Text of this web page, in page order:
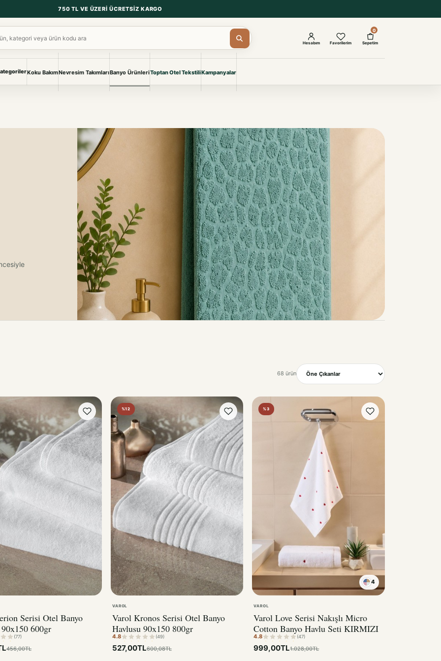
750 TL VE ÜZERI ÜCRETSIZ KARGO
Çarşaf & Çarşaf Takımı
Bebek Ürünleri
Pijama & Ev Giyimi KURUMSAL ÇÖZÜMLER
Toptan Otel Tekstili
Projelere özel, dayanıklı tekstil
seçkileri.
İncele
Koku BakımNevresim TakımlarıBanyo ÜrünleriToptan Otel TekstiliKampanyalar
Hesabım Favorilerim
0
Sepetim
68 ürün
Serisi Otel Banyo
600gr
(77)
456,00TL
%12
VAROL
Varol Kronos Serisi Otel Banyo
Havlusu 90x150 800gr
4.8 (49)
527,00TL600,08TL
%3
4
VAROL
Varol Love Serisi Nakışlı Micro
Cotton Banyo Havlu Seti KIRMIZI
4.8 (47)
999,00TL1.028,00TL